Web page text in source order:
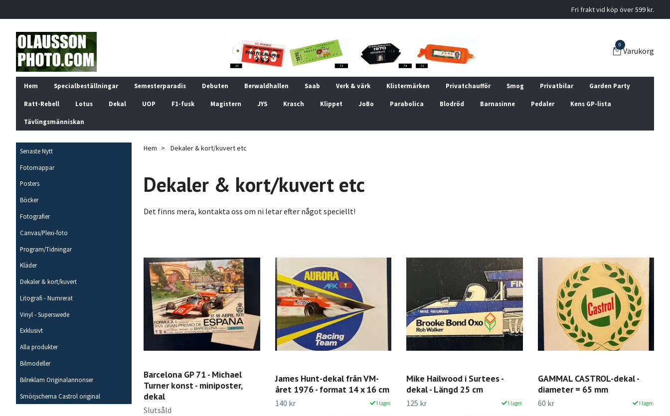
Fri frakt vid köp över 599 kr.
0
Varukorg
Hem Specialbeställningar Semesterparadis Debuten Berwaldhallen Saab Verk & värk Klistermärken Privatchaufför Smog Privatbilar Garden Party
Ratt-Rebell Lotus Dekal UOP F1-fusk Magistern JYS Krasch Klippet JoBo Parabolica Blodröd Barnasinne Pedaler Kens GP-lista
Tävlingsmänniskan
Senaste Nytt
Fotomappar
Posters
Böcker
Fotografier
Canvas/Plexi-foto
Program/Tidningar
Kläder
Dekaler & kort/kuvert
Litografi - Numrerat
Vinyl - Superswede
Exklusivt
Alla produkter
Bilmodeller
Bilreklam Originalannonser
Smörjschema Castrol original
Hem Dekaler & kort/kuvert etc
Dekaler & kort/kuvert etc
Det finns mera, kontakta oss om ni letar efter något speciellt!
Barcelona GP 71 - Michael
Turner konst - miniposter,
dekal
Slutsåld
James Hunt-dekal från VM-
året 1976 - format 14 x 16 cm
140 kr I lager.
Mike Hailwood i Surtees -
dekal - Längd 25 cm
125 kr I lager.
GAMMAL CASTROL-dekal -
diameter = 65 mm
60 kr I lager.